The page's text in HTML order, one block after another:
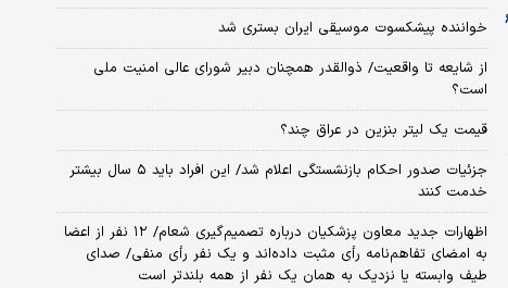
خواننده پیشکسوت موسیقی ایران بستری شد
از شایعه تا واقعیت/ ذوالقدر همچنان دبیر شورای ‌عالی امنیت ملی
است؟
قیمت یک لیتر بنزین در عراق چند؟
جزئیات صدور احکام بازنشستگی اعلام شد/ این افراد باید ۵ سال بیشتر
خدمت کنند
اظهارات جدید معاون پزشکیان درباره تصمیم‌گیری شعام/ ۱۲ نفر از اعضا
به امضای تفاهم‌نامه رأی مثبت داده‌اند و یک نفر رأی منفی/ صدای
طیف وابسته یا نزدیک به همان یک نفر از همه بلندتر است